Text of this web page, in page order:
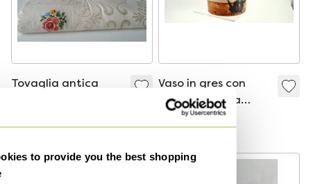
to provide you the best shopping
Tovaglia antica
Vaso in gres con
coperchio — La
Colombe Pottery,